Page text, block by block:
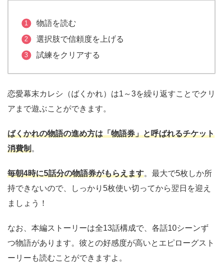
物語を読む
選択肢で信頼度を上げる
試練をクリアする
恋愛幕末カレシ（ばくかれ）は1～3を繰り返すことでクリ
アまで遊ぶことができます。
ばくかれの物語の進め方は「物語券」と呼ばれるチケット
消費制。
毎朝4時に5話分の物語券がもらえます。最大で5枚しか所
持できないので、しっかり5枚使い切ってから翌日を迎え
ましょう！
なお、本編ストーリーは全13話構成で、各話10シーンず
つ物語があります。彼との好感度が高いとエピローグスト
ーリーも読むことができますよ。